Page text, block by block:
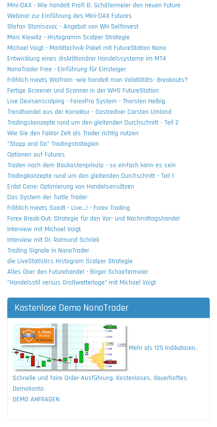
Mini-DAX - Wie handelt Profi B. Schäfermeier den neuen Future
Webinar zur Einführung des Mini-DAX Futures
Stefan Stanisavac - Angebot von WH SelfInvest
Marc Kiewitz - Histogramm Scalper Strategie
Michael Voigt - Markttechnik Paket mit FutureStation Nano
Entwicklung eines diskrätionärer Handelssysteme im MT4
NanoTrader Free - Einführung für Einsteiger
Fröhlich meets Wolfram -wie handelt man Volatilitäts- Breakouts?
Fertige Screener und Scanner in der WHS FutureStation
Live Devisenscalping - ForexPro System - Thorsten Helbig
Trendhandel aus der Korrektur - Gastredner Carsten Umland
Tradingskonzepte rund um den gleitenden Durchschnitt - Teil 2
Wie Sie den Faktor Zeit als Trader richtig nutzen
"Stopp and Go" Tradingstrategien
Optionen auf Futures
Traden nach dem Baukastenprinzip - so einfach kann es sein
Tradingkonzepte rund um den gleitenden Durchschnitt - Teil 1
Erdal Cene: Optimierung von Handelsansätzen
Das System der Turtle Trader
Fröhlich meets Soodt - Live...! - Forex Trading
Forex Break-Out: Strategie für den Vor- und Nachmittagshandel
Interview mit Michael Voigt
Interview mit Dr. Raimund Schriek
Trading Signale in NanoTrader
die LiveStatistics Histogram Scalper Strategie
Alles über den Futurehandel - Birger Schaefermeier
"Handelsstil versus Großwetterlage" mit Michael Voigt
Kostenlose Demo NanoTrader
Mehr als 125 Indikatoren.
Schnelle und faire Order-Ausführung. Kostenloses, dauerhaftes
Demokonto.
DEMO ANFRAGEN